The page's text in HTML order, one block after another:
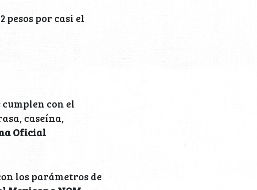
pesos por casi el
con el
caseína,
Oficial
los parámetros de